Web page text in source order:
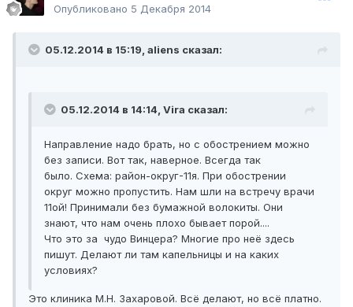
Опубликовано 5 Декабря 2014
05.12.2014 в 15:19, aliens сказал:
05.12.2014 в 14:14, Vira сказал:
Направление надо брать, но с обострением можно
без записи. Вот так, наверное. Всегда так
было. Схема: район-округ-11я. При обострении
округ можно пропустить. Нам шли на встречу врачи
11ой! Принимали без бумажной волокиты. Они
знают, что нам очень плохо бывает порой....
Что это за чудо Винцера? Многие про неё здесь
пишут. Делают ли там капельницы и на каких
условиях?
Это клиника М.Н. Захаровой. Всё делают, но всё платно.